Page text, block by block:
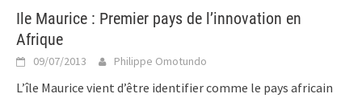
Ile Maurice : Premier pays de l’innovation en
Afrique
09/07/2013 Philippe Omotundo
L’île Maurice vient d’être identifier comme le pays africain